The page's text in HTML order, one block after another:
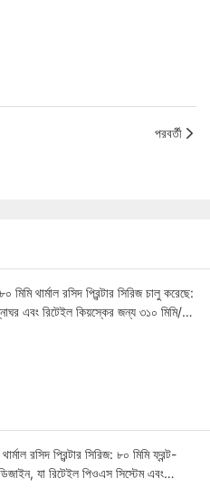
পরবর্তী
মিমি থার্মাল রসিদ প্রিন্টার সিরিজ চালু করেছে:
এবং রিটেইল কিয়স্কের জন্য ৩১০ মিমি/
রসিদ প্রিন্টার সিরিজ: ৮০ মিমি ফ্রন্ট-
যা রিটেইল পিওএস সিস্টেম এবং